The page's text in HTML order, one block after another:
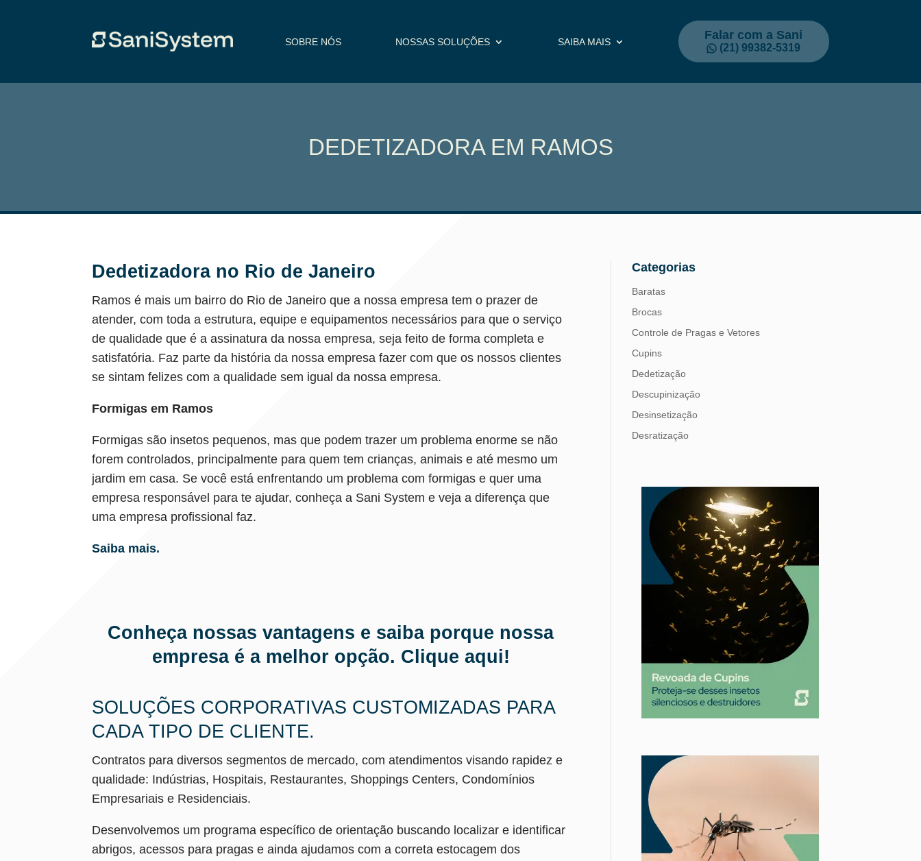
SOBRE NÓS NOSSAS SOLUÇÕES SAIBA MAIS Falar com a Sani
(21) 99382-5319
DEDETIZADORA EM RAMOS
Dedetizadora no Rio de Janeiro
Ramos é mais um bairro do Rio de Janeiro que a nossa empresa tem o prazer de
atender, com toda a estrutura, equipe e equipamentos necessários para que o serviço
de qualidade que é a assinatura da nossa empresa, seja feito de forma completa e
satisfatória. Faz parte da história da nossa empresa fazer com que os nossos clientes
se sintam felizes com a qualidade sem igual da nossa empresa.
Formigas em Ramos
Formigas são insetos pequenos, mas que podem trazer um problema enorme se não
forem controlados, principalmente para quem tem crianças, animais e até mesmo um
jardim em casa. Se você está enfrentando um problema com formigas e quer uma
empresa responsável para te ajudar, conheça a Sani System e veja a diferença que
uma empresa profissional faz.
Saiba mais.
Conheça nossas vantagens e saiba porque nossa
empresa é a melhor opção. Clique aqui!
SOLUÇÕES CORPORATIVAS CUSTOMIZADAS PARA
CADA TIPO DE CLIENTE.
Contratos para diversos segmentos de mercado, com atendimentos visando rapidez e
qualidade: Indústrias, Hospitais, Restaurantes, Shoppings Centers, Condomínios
Empresariais e Residenciais.
Desenvolvemos um programa específico de orientação buscando localizar e identificar
abrigos, acessos para pragas e ainda ajudamos com a correta estocagem dos
Categorias
Baratas
Brocas
Controle de Pragas e Vetores
Cupins
Dedetização
Descupinização
Desinsetização
Desratização
Mosquitos
Percevejo de Cama
Pulgas e Carrapatos
Ratos
Sanitização